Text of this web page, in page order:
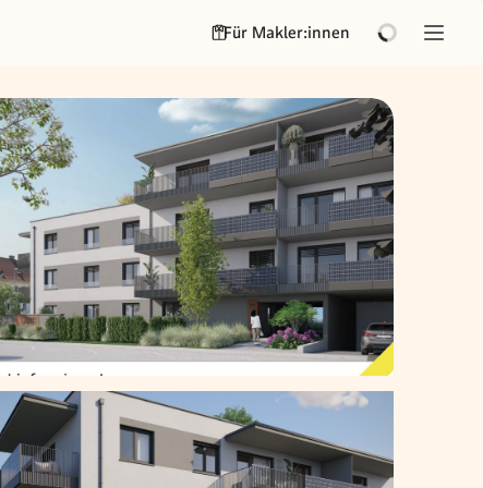
Für Makler:innen